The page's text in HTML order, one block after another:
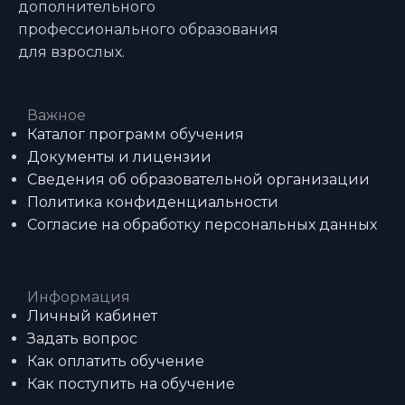
дополнительного
профессионального образования
для взрослых.
Важное
Каталог программ обучения
Документы и лицензии
Сведения об образовательной организации
Политика конфиденциальности
Согласие на обработку персональных данных
Информация
Личный кабинет
Задать вопрос
Как оплатить обучение
Как поступить на обучение